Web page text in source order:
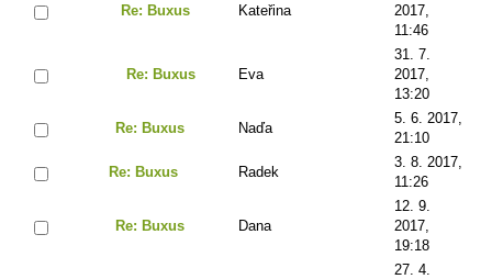
Re: Buxus Kateřina
2017,
11:46
Re: Buxus Eva
31. 7.
2017,
13:20
Re: Buxus Naďa
5. 6. 2017,
21:10
Re: Buxus Radek
3. 8. 2017,
11:26
Re: Buxus Dana
12. 9.
2017,
19:18
27. 4.